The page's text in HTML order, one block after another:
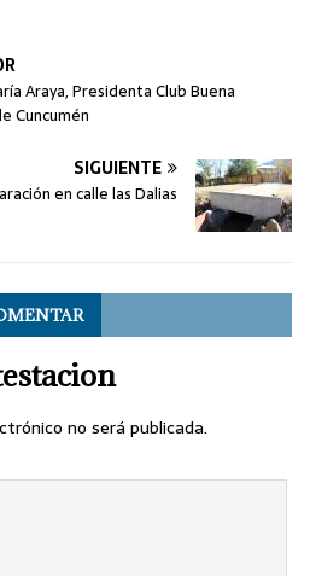
Araya, Presidenta Club Buena
Cuncumén
SIGUIENTE
en calle las Dalias
no será publicada.